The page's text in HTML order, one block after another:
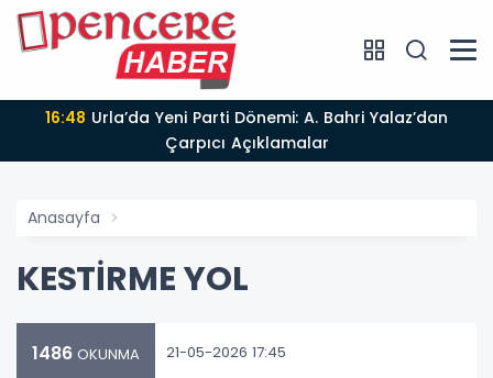
16:48
Çarpıcı Açıklamalar
Anasayfa
KESTİRME YOL
1486 OKUNMA 21-05-2026 17:45